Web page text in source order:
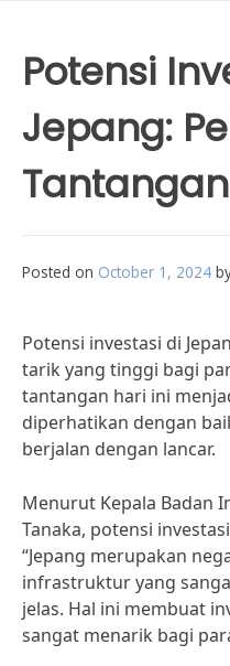
Potensi
Jepang:
Posted on October 1, 2024
Potensi investasi di
tarik yang tinggi bagi
tantangan hari ini
diperhatikan dengan
berjalan dengan lancar.
Menurut Kepala Badan
Tanaka, potensi
“Jepang merupakan
infrastruktur yang
jelas. Hal ini membuat
sangat menarik bagi